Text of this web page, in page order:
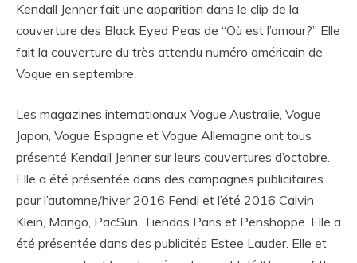
Kendall Jenner fait une apparition dans le clip de la
couverture des Black Eyed Peas de “Où est l’amour?” Elle
fait la couverture du très attendu numéro américain de
Vogue en septembre.
Les magazines internationaux Vogue Australie, Vogue
Japon, Vogue Espagne et Vogue Allemagne ont tous
présenté Kendall Jenner sur leurs couvertures d’octobre.
Elle a été présentée dans des campagnes publicitaires
pour l’automne/hiver 2016 Fendi et l’été 2016 Calvin
Klein, Mango, PacSun, Tiendas Paris et Penshoppe. Elle a
été présentée dans des publicités Estee Lauder. Elle et